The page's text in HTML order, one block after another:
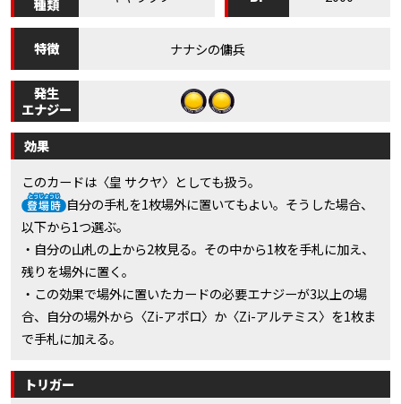
種類
特徴 ナナシの傭兵
発生
エナジー
効果
このカードは〈皇 サクヤ〉としても扱う。
自分の手札を1枚場外に置いてもよい。そうした場合、
以下から1つ選ぶ。
・自分の山札の上から2枚見る。その中から1枚を手札に加え、
残りを場外に置く。
・この効果で場外に置いたカードの必要エナジーが3以上の場
合、自分の場外から〈Zi-アポロ〉か〈Zi-アルテミス〉を1枚ま
で手札に加える。
トリガー